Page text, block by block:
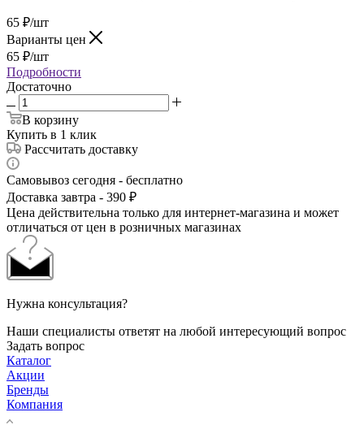
65 ₽/шт
Варианты цен
65 ₽/шт
Подробности
Достаточно
В корзину
Купить в 1 клик
Рассчитать доставку
Самовывоз сегодня - бесплатно
Доставка завтра - 390 ₽
Цена действительна только для интернет-магазина и может
отличаться от цен в розничных магазинах
Нужна консультация?
Наши специалисты ответят на любой интересующий вопрос
Задать вопрос
Каталог
Акции
Бренды
Компания